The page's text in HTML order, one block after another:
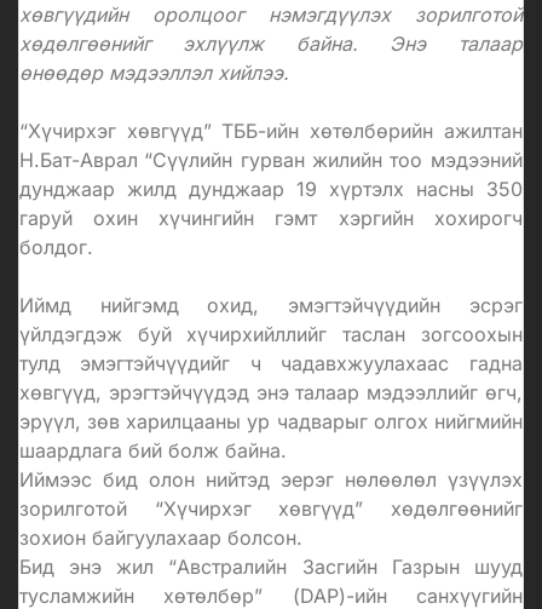
хөвгүүдийн оролцоог нэмэгдүүлэх зорилготой
хөдөлгөөнийг эхлүүлж байна. Энэ талаар
өнөөдөр мэдээллэл хийлээ.
“Хүчирхэг хөвгүүд” ТББ-ийн хөтөлбөрийн ажилтан
Н.Бат-Аврал “Сүүлийн гурван жилийн тоо мэдээний
дунджаар жилд дунджаар 19 хүртэлх насны 350
гаруй охин хүчингийн гэмт хэргийн хохирогч
болдог.
Иймд нийгэмд охид, эмэгтэйчүүдийн эсрэг
үйлдэгдэж буй хүчирхийллийг таслан зогсоохын
тулд эмэгтэйчүүдийг ч чадавхжуулахаас гадна
хөвгүүд, эрэгтэйчүүдэд энэ талаар мэдээллийг өгч,
эрүүл, зөв харилцааны ур чадварыг олгох нийгмийн
шаардлага бий болж байна.
Иймээс бид олон нийтэд эерэг нөлөөлөл үзүүлэх
зорилготой “Хүчирхэг хөвгүүд” хөдөлгөөнийг
зохион байгуулахаар болсон.
Бид энэ жил “Австралийн Засгийн Газрын шууд
тусламжийн хөтөлбөр” (DAP)-ийн санхүүгийн